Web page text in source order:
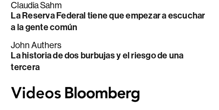
Claudia Sahm
La Reserva Federal tiene que empezar a escuchar
a la gente común
John Authers
La historia de dos burbujas y el riesgo de una
tercera